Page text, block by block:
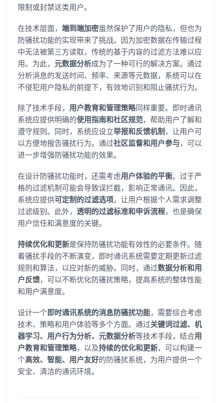
限制或封禁这类用户。
在技术层面， 端到端加密虽然保护了用户的隐私，但也为
防骚扰功能的实现带来了挑战。因为加密数据在传输过程
中无法被第三方读取，传统的基于内容的过滤方法难以应
用。为此， 元数据分析成为了一种可行的解决方案。通过
分析消息的发送时间、频率、来源等元数据，系统可以在
不侵犯用户隐私的前提下，有效地识别和阻止骚扰行为。
除了技术手段， 用户教育和管理策略同样重要。即时通讯
系统应提供明确的使用指南和社区规范，帮助用户了解和
遵守规则。同时，系统应设立举报和反馈机制 ，让用户可
以方便地报告骚扰行为。通过社区监督和用户参与，可以
进一步增强防骚扰功能的效果。
在设计防骚扰功能时，还需考虑用户体验的平衡。过于严
格的过滤机制可能会导致误拦截，影响正常通讯。因此，
系统应提供可定制的过滤选项，让用户根据个人需求调整
过滤级别。此外， 透明的过滤标准和申诉流程，也是确保
用户信任和满意度的关键。
持续优化和更新是保持防骚扰功能有效性的必要条件。随
着骚扰手段的不断演变，即时通讯系统需要定期更新过滤
规则和算法，以应对新的威胁。同时，通过数据分析和用
户反馈，可以不断优化防骚扰策略，提高系统的整体性能
和用户满意度。
设计一个即时通讯系统的消息防骚扰功能，需要综合考虑
技术、策略和用户体验等多个方面。通过关键词过滤、机
器学习、用户行为分析、元数据分析等技术手段，结合用
户教育和管理策略，以及持续的优化和更新，可以构建一
个高效、智能、用户友好的防骚扰系统，为用户提供一个
安全、清洁的通讯环境。